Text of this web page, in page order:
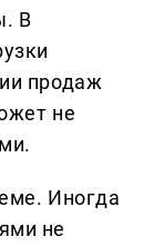
В
продаж
не
Иногда
не